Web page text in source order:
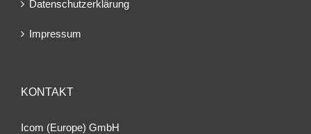
Datenschutzerklärung
Impressum
KONTAKT
Icom (Europe) GmbH